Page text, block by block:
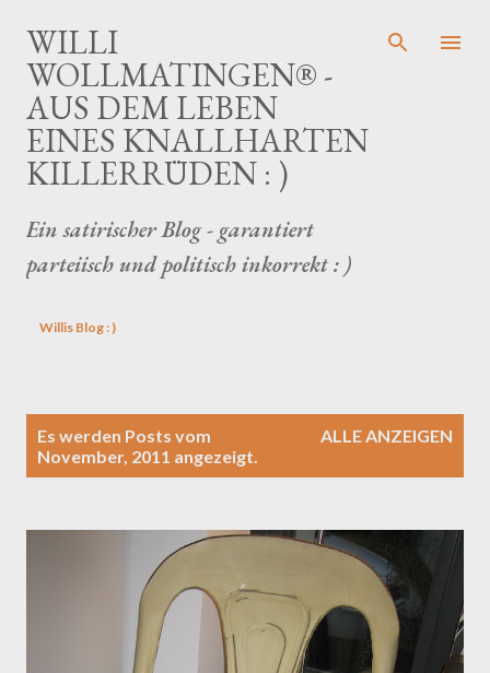
WILLI
WOLLMATINGEN® -
AUS DEM LEBEN
EINES KNALLHARTEN
KILLERRÜDEN : )
Ein satirischer Blog - garantiert
parteiisch und politisch inkorrekt : )
Willis Blog : )
Es werden Posts vom
November, 2011 angezeigt.
ALLE ANZEIGEN